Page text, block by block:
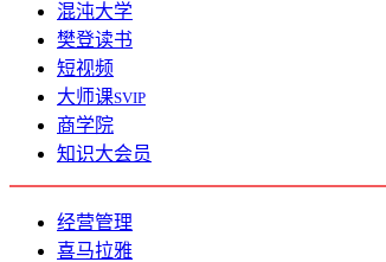
混沌大学
樊登读书
短视频
大师课SVIP
商学院
知识大会员
经营管理
喜马拉雅